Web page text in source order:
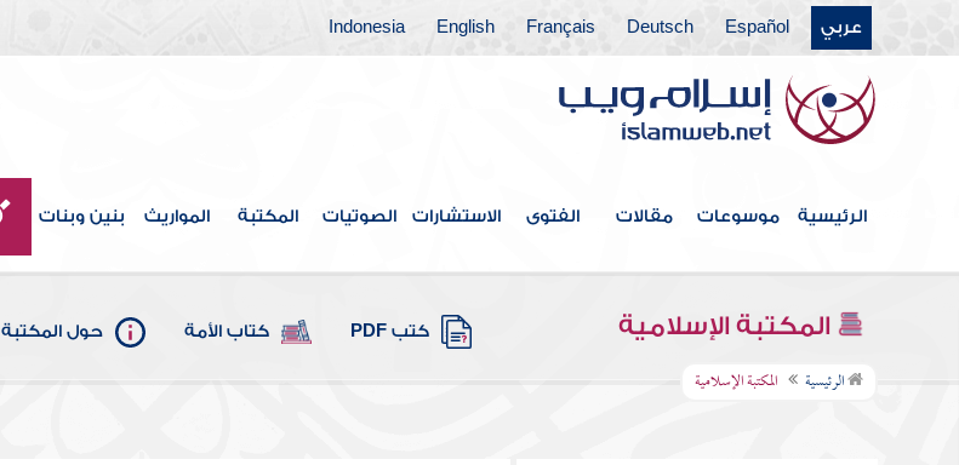
عربي Español
Deutsch
Français
English
Indonesia
الرئيسية موسوعات مقالات الفتوى الاستشارات الصوتيات المكتبة المواريث بنين وبنات
المكتبة الإسلامية كتب PDF كتاب الأمة حول المكتبة
الرئيسية المكتبة الإسلامية